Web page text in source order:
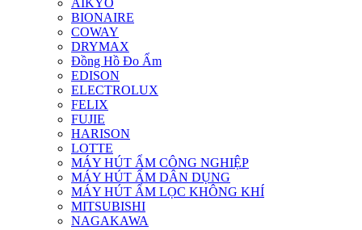
AIKYO
BIONAIRE
COWAY
DRYMAX
Đồng Hồ Đo Ẩm
EDISON
ELECTROLUX
FELIX
FUJIE
HARISON
LOTTE
MÁY HÚT ẨM CÔNG NGHIỆP
MÁY HÚT ẨM DÂN DỤNG
MÁY HÚT ẨM LỌC KHÔNG KHÍ
MITSUBISHI
NAGAKAWA